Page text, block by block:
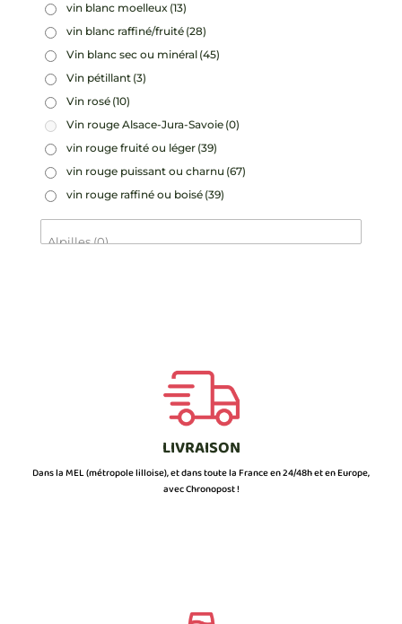
vin blanc moelleux (13)
vin blanc raffiné/fruité (28)
Vin blanc sec ou minéral (45)
Vin pétillant (3)
Vin rosé (10)
Vin rouge Alsace-Jura-Savoie (0)
vin rouge fruité ou léger (39)
vin rouge puissant ou charnu (67)
vin rouge raffiné ou boisé (39)
LIVRAISON
Dans la MEL (métropole lilloise), et dans toute la France en 24/48h et en Europe,
avec Chronopost !